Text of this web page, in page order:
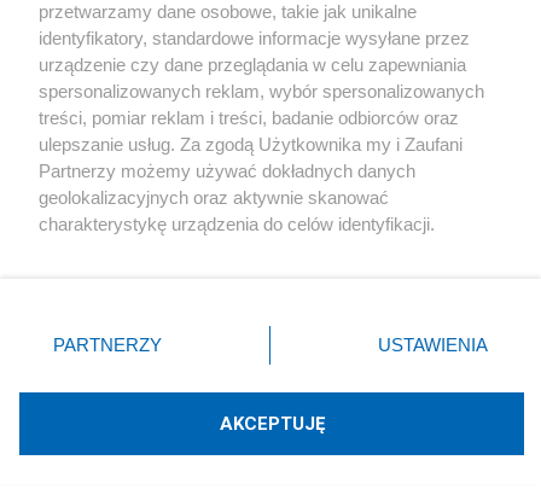
Kultura
X Facebook Instagram Youtube
Technologię dostarcza:W3media.pl
przetwarzamy dane osobowe, takie jak unikalne
identyfikatory, standardowe informacje wysyłane przez
urządzenie czy dane przeglądania w celu zapewniania
spersonalizowanych reklam, wybór spersonalizowanych
treści, pomiar reklam i treści, badanie odbiorców oraz
ulepszanie usług. Za zgodą Użytkownika my i Zaufani
Partnerzy możemy używać dokładnych danych
geolokalizacyjnych oraz aktywnie skanować
charakterystykę urządzenia do celów identyfikacji.
zmienić/wycofać klikając przycisk ustawień prywatności
znajdujący się w lewym dolnym rogu strony
rodzaje przetwarzania danych nie wymagają zgody
użytkownika, ale masz prawo sprzeciwić się takiemu
PARTNERZY USTAWIENIA
AKCEPTUJĘ